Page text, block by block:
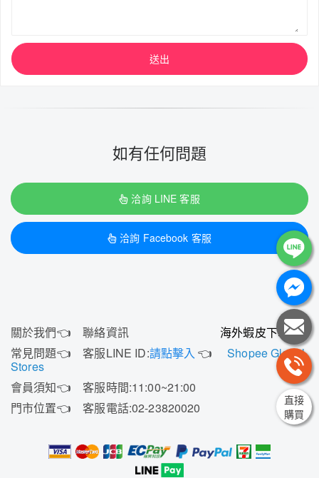
送出
如有任何問題
洽詢 LINE 客服
洽詢 Facebook 客服
關於我們👈 聯絡資訊 海外蝦皮下單👇
常見問題👈 客服LINE ID:請點擊入 👈
Shopee Global
Stores
會員須知👈 客服時間:11:00~21:00
門市位置👈 客服電話:02-23820020
直接
購買